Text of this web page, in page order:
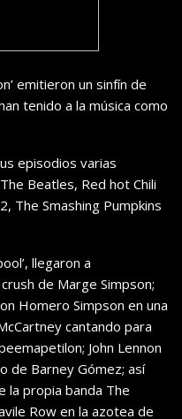
emitieron un sinfín de
tenido a la música como
episodios varias
Beatles, Red hot Chili
The Smashing Pumpkins
llegaron a
de Marge Simpson;
Homero Simpson en una
cantando para
John Lennon
de Barney Gómez; así
la propia banda The
Row en la azotea de